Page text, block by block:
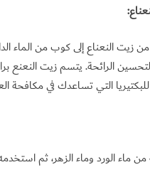
زيت النعناع إلى كوب من الماء
الرائحة. يتسم زيت النعنع
التي تساعدك في مكافحة
ماء الورد وماء الزهر، ثم